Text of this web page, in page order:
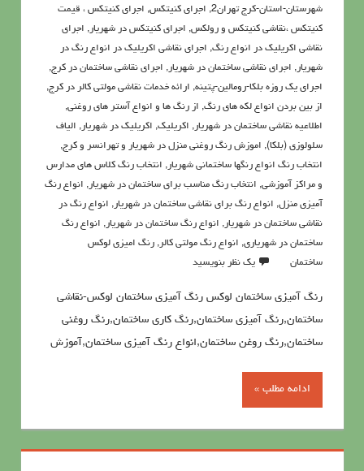
شهرستان-استان-کرج تهران2 , اجرای کنیتکس, اجرای کنیتکس ، قیمت
کنیتکس ،نقاشي كنيتكس و رولكس, اجرای کنیتکس در شهریار, اجرای
نقاشی اکریلیک در انواع رنگ, اجرای نقاشی اکریلیک در انواع رنگ در
شهریار, اجرای نقاشی ساختمان در شهریار, اجرای نقاشی ساختمان در کرج,
اجرای یک روزه بلکا-رومالین-پتینه, ارائه خدمات نقاشی مولتی کالر در کرج,
از بین بردن انواع لکه های رنگ, از رنگ ها و انواع آستر های روغنی,
اطلاعيه نقاشی ساختمان در شهریار, اکريليک, اکريليک در شهریار, الیاف
سلولوزی (بلکا), اموزش رنگ روغنی منزل در شهریار و تهرانسر و کرج,
انتخاب رنگ انواع رنگها ساختمانی شهریار, انتخاب رنگ کلاس های مدارس
و مراکز آموزشی, انتخاب رنگ مناسب برای ساختمان در شهریار, انواع رنگ
آمیزی منزل, انواع رنگ برای نقاشی ساختمان در شهریار, انواع رنگ در
نقاشی ساختمان در شهریار, انواع رنگ ساختمان در شهریار, انواع رنگ
ساختمان در شهریاری, انواع رنگ مولتی کالر, رنگ امیزی لوکس
ساختمان
یک نظر بنویسید
رنگ آمیزی ساختمان لوکس رنگ آمیزی ساختمان لوکس-نقاشی
ساختمان,رنگ آمیزی ساختمان,رنگ کاری ساختمان,رنگ روغنی
ساختمان,رنگ روغن ساختمان,انواع رنگ آمیزی ساختمان,آموزش
ادامه مطلب »